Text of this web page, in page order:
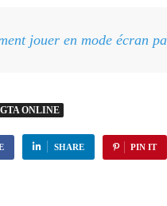
jouer en mode écran
GTA ONLINE
SHARE PIN IT